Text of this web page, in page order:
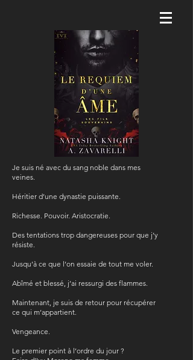
Je suis né avec du sang noble dans mes
veines.
Héritier d’une dynastie puissante.
Richesse. Pouvoir. Aristocratie.
Des tentations trop dangereuses pour que j’y
résiste.
Jusqu’à ce que l’on essaie de tout me voler.
Abîmé et blessé, j’ai ressurgi des flammes.
Maintenant, je suis de retour pour récupérer
ce qui m’appartient.
Vengeance.
Le premier point à l’ordre du jour ?